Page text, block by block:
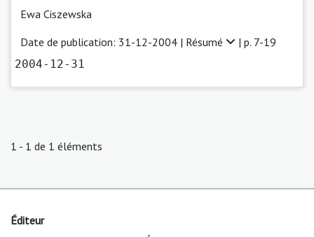
Ewa Ciszewska
Date de publication: 31-12-2004 | Résumé | p. 7-19
2004-12-31
1 - 1 de 1 éléments
Éditeur